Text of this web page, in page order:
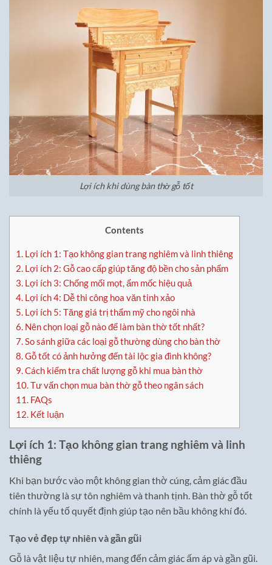
Lợi ích khi dùng bàn thờ gỗ tốt
Contents
1. Lợi ích 1: Tạo không gian trang nghiêm và linh thiêng
2. Lợi ích 2: Gỗ cao cấp giúp tăng độ bền cho sản phẩm
3. Lợi ích 3: Chống mối mọt, ẩm mốc hiệu quả
4. Lợi ích 4: Dễ thi công hoa văn tinh xảo
5. Lợi ích 5: Tăng giá trị thẩm mỹ cho ngôi nhà
6. Nên chọn loại gỗ nào để làm bàn thờ tốt nhất?
7.So sánh giữa các loại gỗ thường dùng cho bàn thờ
8.Gỗ tốt có ảnh hưởng đến tài lộc gia đình không?
9.Cách kiểm tra chất lượng gỗ khi mua bàn thờ
10.Tư vấn chọn mua bàn thờ gỗ theo ngân sách
11. FAQs
12. Kết luận
Lợi ích 1: Tạo không gian trang nghiêm và linh
thiêng
Khi bạn bước vào một không gian thờ cúng, cảm giác đầu
tiên thường là sự tôn nghiêm và thanh tịnh. Bàn thờ gỗ tốt
chính là yếu tố quyết định giúp tạo nên bầu không khí đó.
Tạo vẻ đẹp tự nhiên và gần gũi
Gỗ là vật liệu tự nhiên, mang đến cảm giác ấm áp và gần gũi.